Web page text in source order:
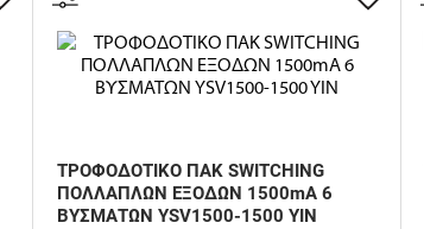
ΤΡΟΦΟΔΟΤΙΚΟ ΠΑΚ SWITCHING
ΠΟΛΛΑΠΛΩΝ ΕΞΟΔΩΝ 1500mA 6
ΒΥΣΜΑΤΩΝ YSV1500-1500 YIN